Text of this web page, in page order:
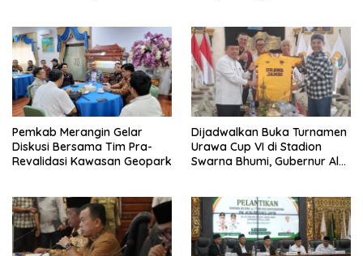
Pemkab Merangin Gelar
Diskusi Bersama Tim Pra-
Revalidasi Kawasan Geopark
Dijadwalkan Buka Turnamen
Urawa Cup VI di Stadion
Swarna Bhumi, Gubernur Al